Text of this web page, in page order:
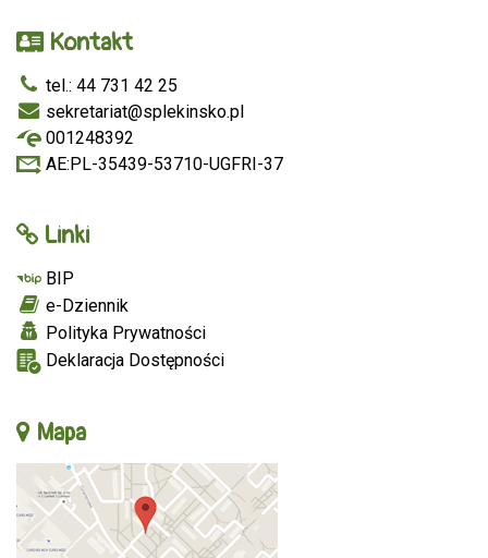
Kontakt
tel.: 44 731 42 25
sekretariat@splekinsko.pl
001248392
AE:PL-35439-53710-UGFRI-37
Linki
BIP
e-Dziennik
Polityka Prywatności
Deklaracja Dostępności
Mapa